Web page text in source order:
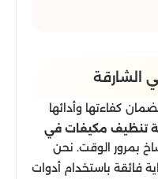
الشارقة
كفاءتها وأدائها
تنظيف مكيفات في
بمرور الوقت. نحن
فائقة باستخدام أدوات